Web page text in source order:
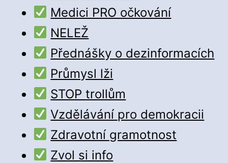
Medici PRO očkování
NELEŽ
Přednášky o dezinformacích
Průmysl lži
STOP trollům
Vzdělávání pro demokracii
Zdravotní gramotnost
Zvol si info